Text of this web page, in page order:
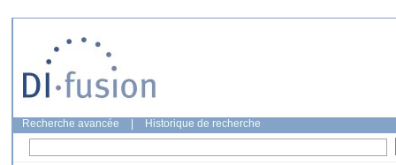
Recherche avancée Historique de recherche